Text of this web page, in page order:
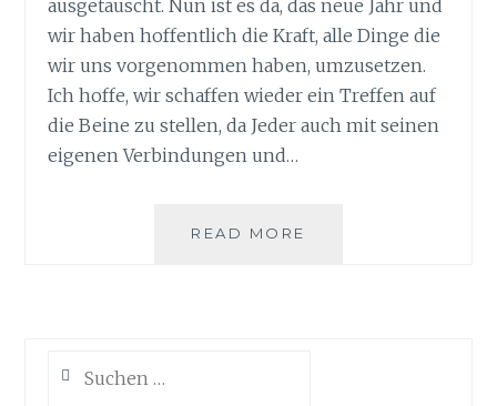
ausgetauscht. Nun ist es da, das neue Jahr und
wir haben hoffentlich die Kraft, alle Dinge die
wir uns vorgenommen haben, umzusetzen.
Ich hoffe, wir schaffen wieder ein Treffen auf
die Beine zu stellen, da Jeder auch mit seinen
eigenen Verbindungen und…
READ MORE
nach: